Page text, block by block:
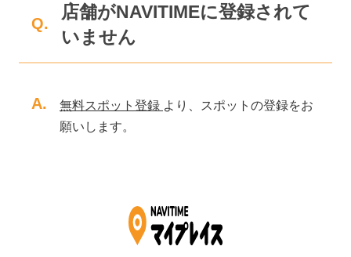
Q.
店舗がNAVITIMEに登録されて
いません
A. 無料スポット登録 より、スポットの登録をお
願いします。